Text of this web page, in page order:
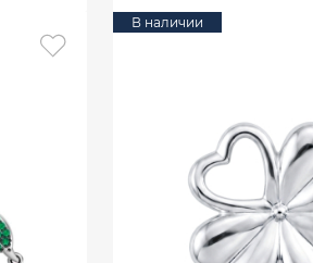
В наличии